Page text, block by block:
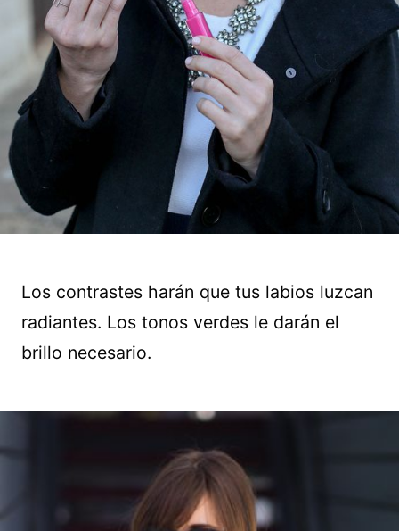
Los contrastes harán que tus labios luzcan
radiantes. Los tonos verdes le darán el
brillo necesario.